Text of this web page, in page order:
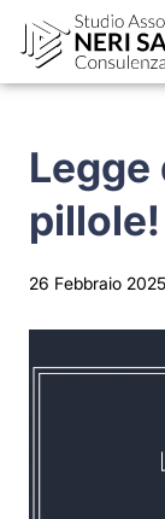
pillole!
26 Febbraio 2025